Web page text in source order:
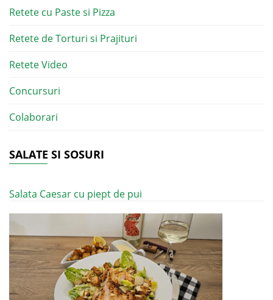
Retete cu Paste si Pizza
Retete de Torturi si Prajituri
Retete Video
Concursuri
Colaborari
SALATE SI SOSURI
Salata Caesar cu piept de pui